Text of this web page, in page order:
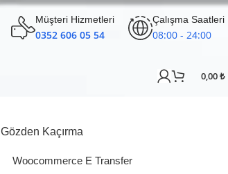
Müşteri Hizmetleri
0352 606 05 54
Çalışma Saatleri
08:00 - 24:00
0,00₺
Gözden Kaçırma
Woocommerce E Transfer